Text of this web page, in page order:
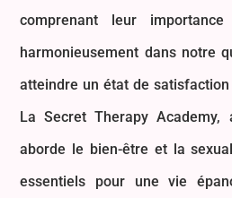
comprenant leur
harmonieusement dans notre
atteindre un état de
La Secret Therapy
aborde le bien-être et la
essentiels pour une vie